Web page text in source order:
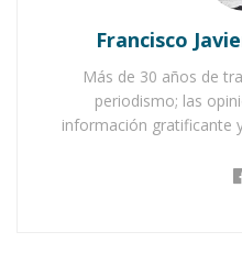
Francisco
Más de 30 años de
periodismo; las
información gratificante